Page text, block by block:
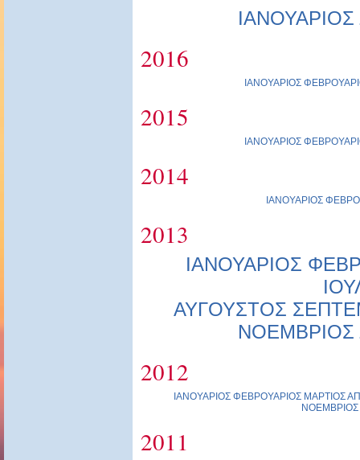
ΙΑΝΟΥΑΡΙΟΣ
2016
ΙΑΝΟΥΑΡΙΟΣ
2015
ΙΑΝΟΥΑΡΙΟΣ
2014
ΙΑΝΟΥΑΡΙΟΣ
2013
ΙΑΝΟΥΑΡΙΟΣ
ΑΥΓΟΥΣΤΟΣ
ΝΟΕΜΒΡΙΟΣ
2012
ΙΑΝΟΥΑΡΙΟΣ ΦΕΒΡΟΥΑΡΙΟΣ ΜΑΡΤΙΟΣ
ΝΟΕΜΒΡΙΟΣ
2011